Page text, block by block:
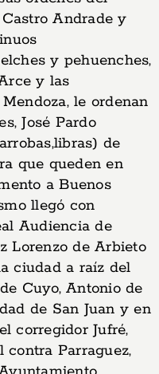
Andrade y
y pehuenches,
y las
le ordenan
José Pardo
de
que queden en
a Buenos
llegó con
Audiencia de
Lorenzo de Arbieto
ciudad a raíz del
Cuyo, Antonio de
de San Juan y en
corregidor Jufré,
Parraguez,